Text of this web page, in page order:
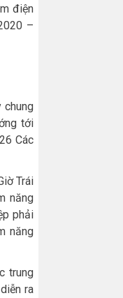
điện
–
chung
tới
Các
Trái
năng
phải
năng
trung
ra